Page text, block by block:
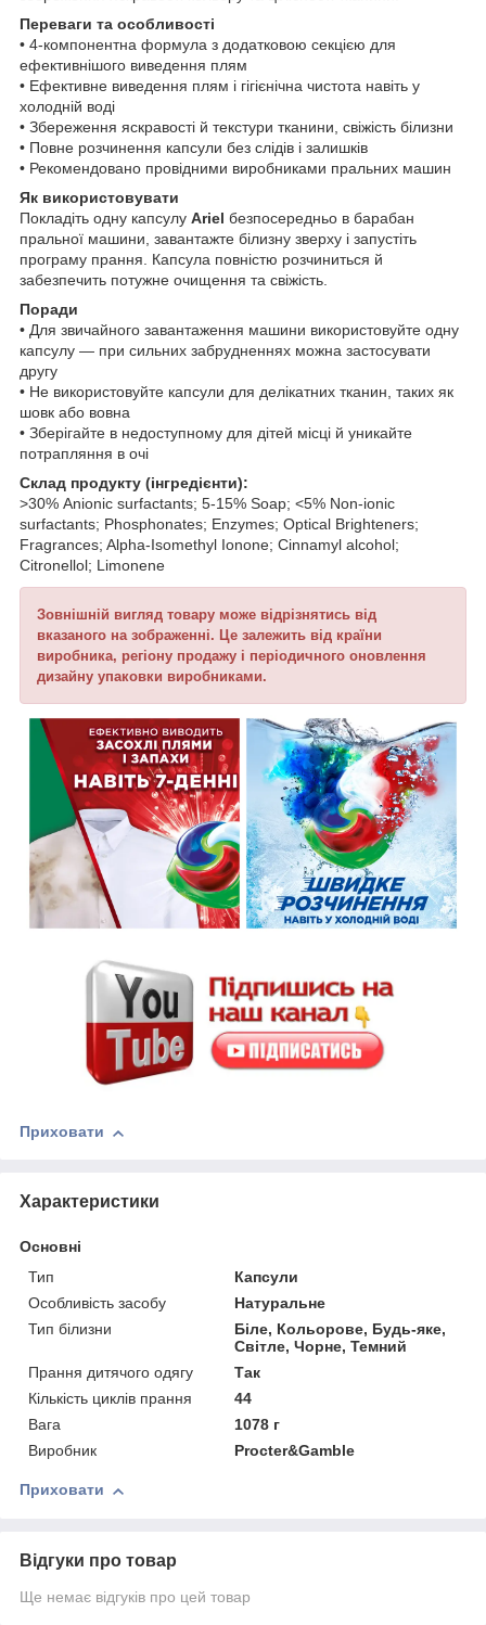
Переваги та особливості
• 4-компонентна формула з додатковою секцією для
ефективнішого виведення плям
• Ефективне виведення плям і гігієнічна чистота навіть у
холодній воді
• Збереження яскравості й текстури тканини, свіжість білизни
• Повне розчинення капсули без слідів і залишків
• Рекомендовано провідними виробниками пральних машин
Як використовувати
Покладіть одну капсулу Ariel безпосередньо в барабан
пральної машини, завантажте білизну зверху і запустіть
програму прання. Капсула повністю розчиниться й
забезпечить потужне очищення та свіжість.
Поради
• Для звичайного завантаження машини використовуйте одну
капсулу — при сильних забрудненнях можна застосувати
другу
• Не використовуйте капсули для делікатних тканин, таких як
шовк або вовна
• Зберігайте в недоступному для дітей місці й уникайте
потрапляння в очі
Склад продукту (інгредієнти):
>30% Anionic surfactants; 5-15% Soap; <5% Non-ionic
surfactants; Phosphonates; Enzymes; Optical Brighteners;
Fragrances; Alpha-Isomethyl Ionone; Cinnamyl alcohol;
Citronellol; Limonene
Зовнішній вигляд товару може відрізнятись від
вказаного на зображенні. Це залежить від країни
виробника, регіону продажу і періодичного оновлення
дизайну упаковки виробниками.
Приховати
Характеристики
Основні
Тип
Капсули
Особливість засобу
Натуральне
Тип білизни
Біле, Кольорове, Будь-яке,
Світле, Чорне, Темний
Прання дитячого одягу
Так
Кількість циклів прання
44
Вага
1078 г
Виробник
Procter&Gamble
Приховати
Відгуки про товар
Ще немає відгуків про цей товар